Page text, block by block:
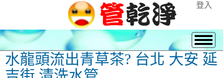
登入
水龍頭流出青草茶? 台北 大安 延